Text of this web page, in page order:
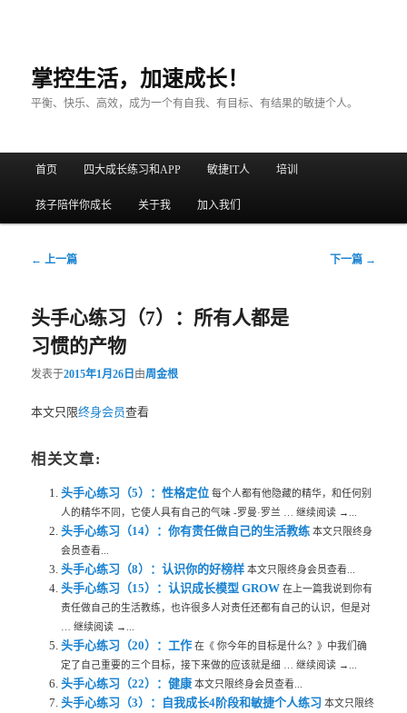
掌控生活，加速成长！
平衡、快乐、高效，成为一个有自我、有目标、有结果的敏捷个人。
跳至主内容区域
跳至副内容区域
首页 四大成长练习和APP 敏捷IT人 培训
孩子陪伴你成长 关于我 加入我们
文章导航
← 上一篇 下一篇 →
头手心练习（7）：所有人都是
习惯的产物
发表于2015年1月26日 由周金根
本文只限终身会员查看
相关文章:
头手心练习（5）：性格定位 每个人都有他隐藏的精华，和任何别
人的精华不同，它使人具有自己的气味 -罗曼·罗兰 … 继续阅读 →...
头手心练习（14）：你有责任做自己的生活教练 本文只限终身
会员查看...
头手心练习（8）：认识你的好榜样 本文只限终身会员查看...
头手心练习（15）：认识成长模型 GROW 在上一篇我说到你有
责任做自己的生活教练，也许很多人对责任还都有自己的认识，但是对
… 继续阅读 →...
头手心练习（20）：工作 在《 你今年的目标是什么？》中我们确
定了自己重要的三个目标，接下来做的应该就是细 … 继续阅读 →...
头手心练习（22）：健康 本文只限终身会员查看...
头手心练习（3）：自我成长4阶段和敏捷个人练习 本文只限终